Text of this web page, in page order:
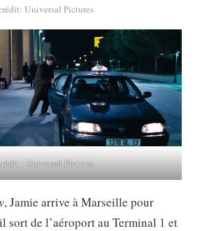
Universal Pictures
: Universal Pictures
, Jamie arrive à Marseille pour
sort de l’aéroport au Terminal 1 et